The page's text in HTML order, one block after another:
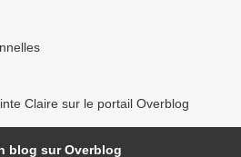
Claire sur le portail Overblog
blog sur Overblog